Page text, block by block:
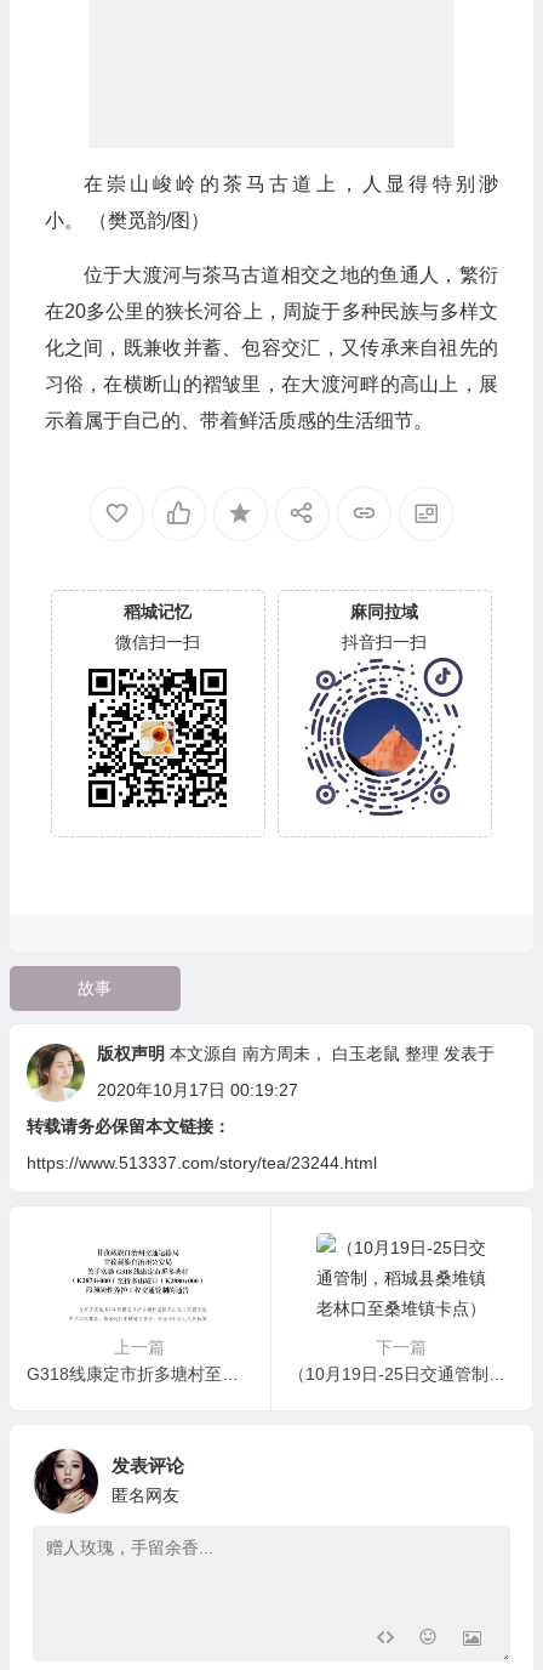
在崇山峻岭的茶马古道上，人显得特别渺
小。 （樊觅韵/图）
位于大渡河与茶马古道相交之地的鱼通人，繁衍
在20多公里的狭长河谷上，周旋于多种民族与多样文
化之间，既兼收并蓄、包容交汇，又传承来自祖先的
习俗，在横断山的褶皱里，在大渡河畔的高山上，展
示着属于自己的、带着鲜活质感的生活细节。
稻城记忆
微信扫一扫
麻同拉域
抖音扫一扫
故事
版权声明 本文源自 南方周未， 白玉老鼠 整理 发表于
2020年10月17日 00:19:27
转载请务必保留本文链接：
https://www.513337.com/story/tea/23244.html
上一篇
下一篇
发表评论
匿名网友